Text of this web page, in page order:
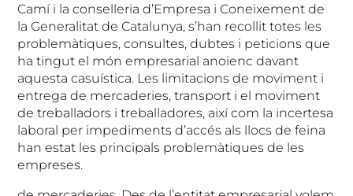
Camí i la conselleria d’Empresa i Coneixement de
la Generalitat de Catalunya, s’han recollit totes les
problemàtiques, consultes, dubtes i peticions que
ha tingut el món empresarial anoienc davant
aquesta casuística. Les limitacions de moviment i
entrega de mercaderies, transport i el moviment
de treballadors i treballadores, així com la incertesa
laboral per impediments d’accés als llocs de feina
han estat les principals problemàtiques de les
empreses.